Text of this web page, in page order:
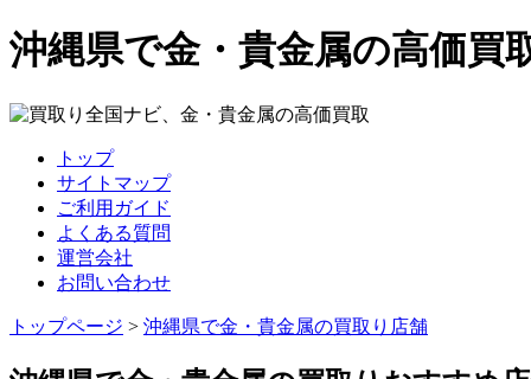
沖縄県で金・貴金属の高価買
トップ
サイトマップ
ご利用ガイド
よくある質問
運営会社
お問い合わせ
トップページ > 沖縄県で金・貴金属の買取り店舗